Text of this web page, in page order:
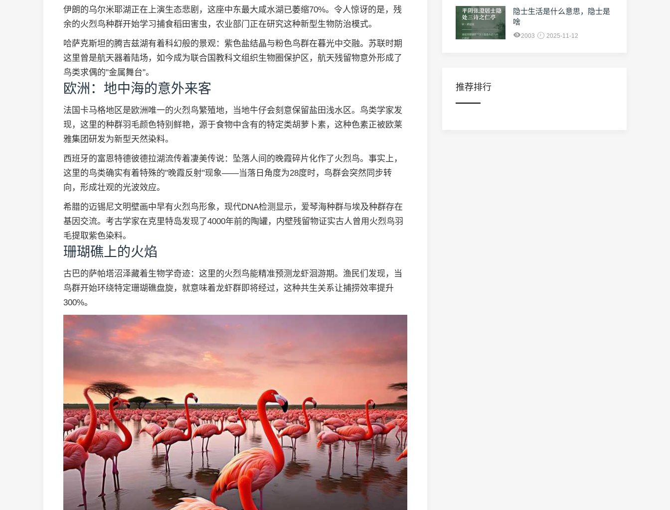
伊朗的乌尔米耶湖正在上演生态悲剧，这座中东最大咸水湖已萎缩70%。令人惊讶的是，残
余的火烈鸟种群开始学习捕食稻田害虫，农业部门正在研究这种新型生物防治模式。
哈萨克斯坦的腾吉兹湖有着科幻般的景观：紫色盐结晶与粉色鸟群在暮光中交融。苏联时期
这里曾是航天器着陆场，如今成为联合国教科文组织生物圈保护区，航天残留物意外形成了
鸟类求偶的"金属舞台"。
欧洲：地中海的意外来客
法国卡马格地区是欧洲唯一的火烈鸟繁殖地，当地牛仔会刻意保留盐田浅水区。鸟类学家发
现，这里的种群羽毛颜色特别鲜艳，源于食物中含有的特定类胡萝卜素，这种色素正被欧莱
雅集团研发为新型天然染料。
西班牙的富恩特德彼德拉湖流传着凄美传说：坠落人间的晚霞碎片化作了火烈鸟。事实上，
这里的鸟类确实有着特殊的"晚霞反射"现象——当落日角度为28度时，鸟群会突然同步转
向，形成壮观的光波效应。
希腊的迈锡尼文明壁画中早有火烈鸟形象，现代DNA检测显示，爱琴海种群与埃及种群存在
基因交流。考古学家在克里特岛发现了4000年前的陶罐，内壁残留物证实古人曾用火烈鸟羽
毛提取紫色染料。
珊瑚礁上的火焰
古巴的萨帕塔沼泽藏着生物学奇迹：这里的火烈鸟能精准预测龙虾洄游期。渔民们发现，当
鸟群开始环绕特定珊瑚礁盘旋，就意味着龙虾群即将经过，这种共生关系让捕捞效率提升
300%。
隐士生活是什么意思，隐士是
啥
2003 2025-11-12
推荐排行